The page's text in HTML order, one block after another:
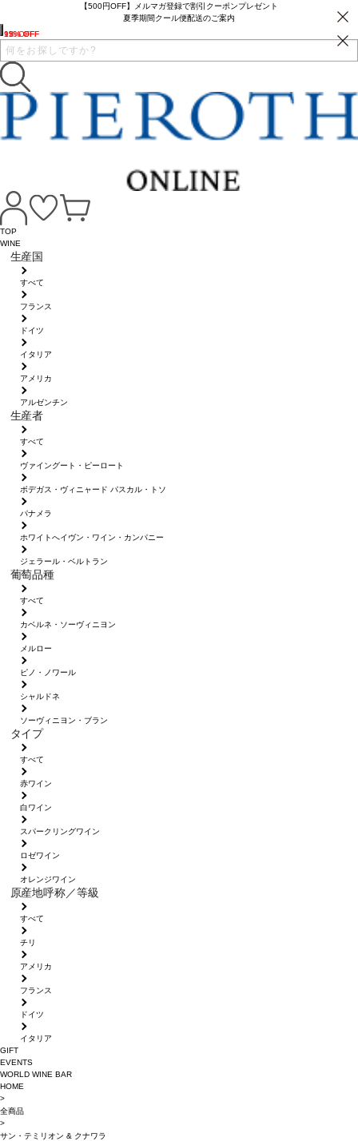
【500円OFF】メルマガ登録で割引クーポンプレゼント
夏季期間クール便配送のご案内
TOP
WINE
生産国
すべて
フランス
ドイツ
イタリア
アメリカ
アルゼンチン
生産者
すべて
ヴァイングート・ピーロート
ボデガス・ヴィニャード パスカル・トソ
パナメラ
ホワイトへイヴン・ワイン・カンパニー
ジェラール・ベルトラン
葡萄品種
すべて
カベルネ・ソーヴィニヨン
メルロー
ピノ・ノワール
シャルドネ
ソーヴィニヨン・ブラン
タイプ
すべて
赤ワイン
白ワイン
スパークリングワイン
ロゼワイン
オレンジワイン
原産地呼称／等級
すべて
チリ
アメリカ
フランス
ドイツ
イタリア
GIFT
EVENTS
WORLD WINE BAR
HOME
>
全商品
>
サン・テミリオン & クナワラ
9% OFF
12% OFF
15% OFF